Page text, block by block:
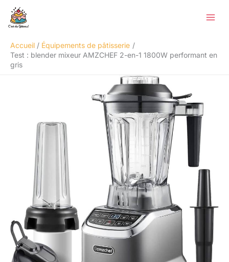
Accueil
Équipements de pâtisserie
Test : blender mixeur AMZCHEF 2-en-1 1800W performant en
gris
Rechercher